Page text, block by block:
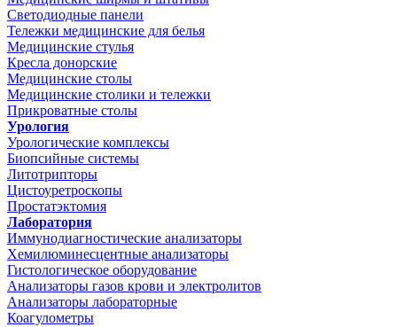
Светодиодные панели
Тележки медицинские для белья
Медицинские стулья
Кресла донорские
Медицинские столы
Медицинские столики и тележки
Прикроватные столы
Урология
Урологические комплексы
Биопсийные системы
Литотрипторы
Цистоуретроскопы
Простатэктомия
Лаборатория
Иммунодиагностические анализаторы
Хемилюминесцентные анализаторы
Гистологическое оборудование
Анализаторы газов крови и электролитов
Анализаторы лабораторные
Коагулометры